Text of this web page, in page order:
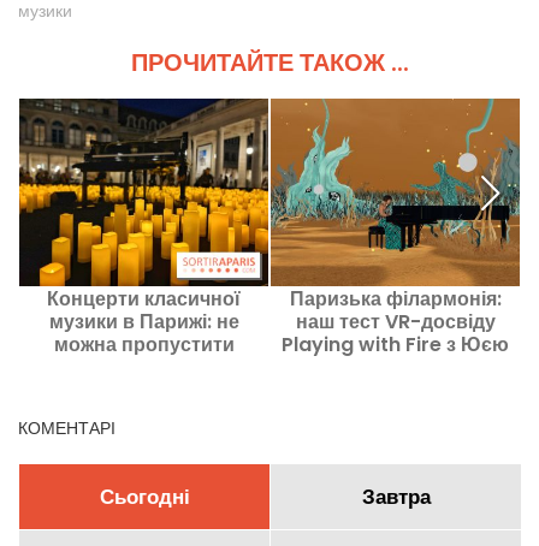
музики
ПРОЧИТАЙТЕ ТАКОЖ ...
Концерти класичної
музики в Парижі: не
можна пропустити
Паризька філармонія:
наш тест VR-досвіду
Playing with Fire з Юєю
КОМЕНТАРІ
Сьогодні Завтра